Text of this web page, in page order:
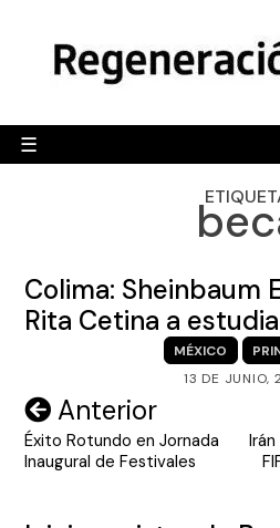
content
☰
OPINIÓN
ENGLISH
VIDEOS
Colima: Sheinbaum
Rita Cetina a
MÉXICO
13 DE JUNIO,
Navegación
de
Anterior
Éxito Rotundo en Jornada
Inaugural de Festivales